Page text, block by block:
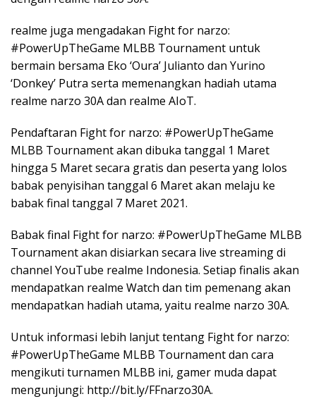
realme juga mengadakan Fight for narzo:
#PowerUpTheGame MLBB Tournament untuk
bermain bersama Eko ‘Oura’ Julianto dan Yurino
‘Donkey’ Putra serta memenangkan hadiah utama
realme narzo 30A dan realme AIoT.
Pendaftaran Fight for narzo: #PowerUpTheGame
MLBB Tournament akan dibuka tanggal 1 Maret
hingga 5 Maret secara gratis dan peserta yang lolos
babak penyisihan tanggal 6 Maret akan melaju ke
babak final tanggal 7 Maret 2021.
Babak final Fight for narzo: #PowerUpTheGame MLBB
Tournament akan disiarkan secara live streaming di
channel YouTube realme Indonesia. Setiap finalis akan
mendapatkan realme Watch dan tim pemenang akan
mendapatkan hadiah utama, yaitu realme narzo 30A.
Untuk informasi lebih lanjut tentang Fight for narzo:
#PowerUpTheGame MLBB Tournament dan cara
mengikuti turnamen MLBB ini, gamer muda dapat
mengunjungi: http://bit.ly/FFnarzo30A.